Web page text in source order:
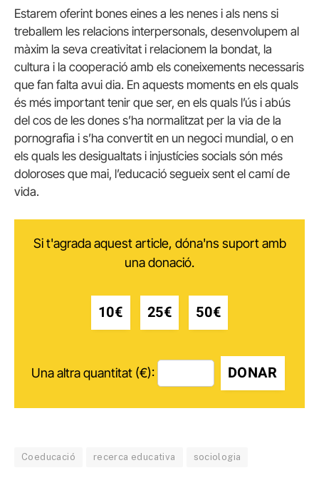
Estarem oferint bones eines a les nenes i als nens si
treballem les relacions interpersonals, desenvolupem al
màxim la seva creativitat i relacionem la bondat, la
cultura i la cooperació amb els coneixements necessaris
que fan falta avui dia. En aquests moments en els quals
és més important tenir que ser, en els quals l’ús i abús
del cos de les dones s’ha normalitzat per la via de la
pornografia i s’ha convertit en un negoci mundial, o en
els quals les desigualtats i injustícies socials són més
doloroses que mai, l’educació segueix sent el camí de
vida.
Si t'agrada aquest article, dóna'ns suport amb
una donació.
10€ 25€ 50€
Una altra quantitat (€): DONAR
Coeducació recerca educativa sociologia